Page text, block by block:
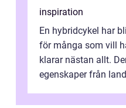
inspiration
En hybridcykel har
för många som vill
klarar nästan allt.
egenskaper från